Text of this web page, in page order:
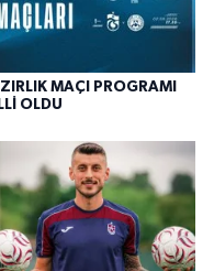
MAÇI PROGRAMI
OLDU